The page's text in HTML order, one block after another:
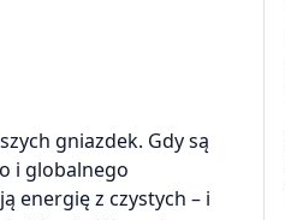
gniazdek. Gdy są
i globalnego
energię z czystych – i